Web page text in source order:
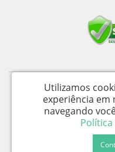
Medical Shopping Produtos
Av. Wika Úrsula Wiegand,
Utilizamos
experiência em
navegando